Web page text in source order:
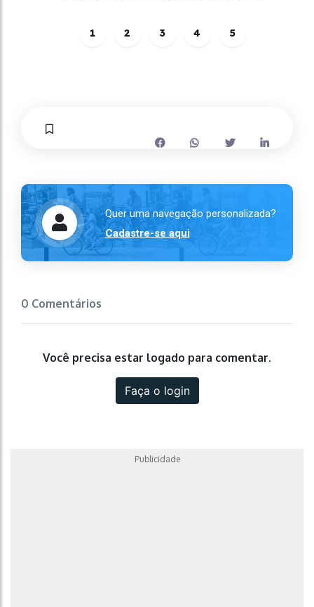
1 2 3 4 5
Quer uma navegação personalizada?
Cadastre-se aqui
0 Comentários
Você precisa estar logado para comentar.
Faça o login
Publicidade